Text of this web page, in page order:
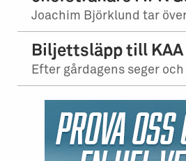
Biljettsläpp till KAA